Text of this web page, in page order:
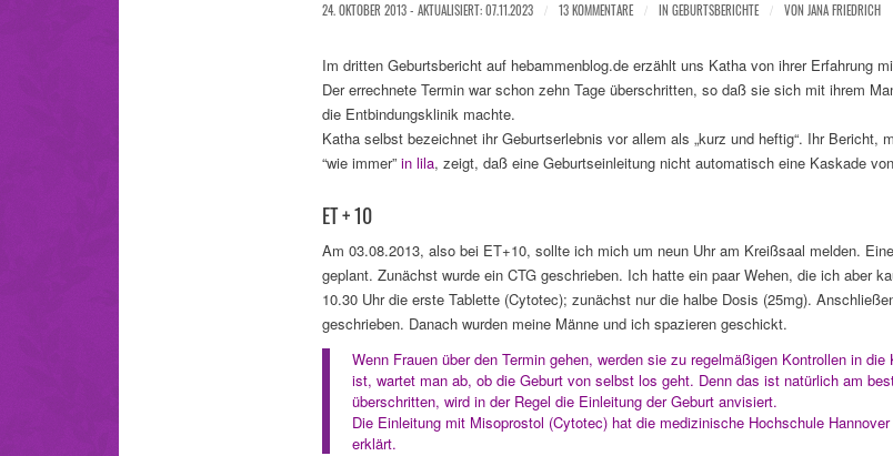
24. OKTOBER 2013 - AKTUALISIERT: 07.11.2023 / 13 KOMMENTARE / IN GEBURTSBERICHTE / VON JANA FRIEDRICH
Im dritten Geburtsbericht auf hebammenblog.de erzählt uns Katha von ihrer Erfahrung
Der errechnete Termin war schon zehn Tage überschritten, so daß sie sich mit ihrem
die Entbindungsklinik machte.
Katha selbst bezeichnet ihr Geburtserlebnis vor allem als „kurz und heftig“. Ihr Bericht,
“wie immer” in lila, zeigt, daß eine Geburtseinleitung nicht automatisch eine Kaskade
ET + 10
Am 03.08.2013, also bei ET+10, sollte ich mich um neun Uhr am Kreißsaal melden.
geplant. Zunächst wurde ein CTG geschrieben. Ich hatte ein paar Wehen, die ich aber
10.30 Uhr die erste Tablette (Cytotec); zunächst nur die halbe Dosis (25mg).
geschrieben. Danach wurden meine Männe und ich spazieren geschickt.
Wenn Frauen über den Termin gehen, werden sie zu regelmäßigen Kontrollen in
ist, wartet man ab, ob die Geburt von selbst los geht. Denn das ist natürlich am
überschritten, wird in der Regel die Einleitung der Geburt anvisiert.
Die Einleitung mit Misoprostol (Cytotec) hat die medizinische Hochschule
erklärt.